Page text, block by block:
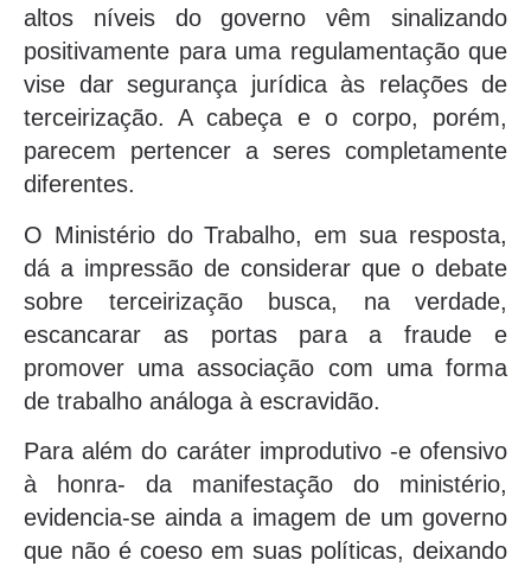
altos níveis do governo vêm sinalizando
positivamente para uma regulamentação que
vise dar segurança jurídica às relações de
terceirização. A cabeça e o corpo, porém,
parecem pertencer a seres completamente
diferentes.
O Ministério do Trabalho, em sua resposta,
dá a impressão de considerar que o debate
sobre terceirização busca, na verdade,
escancarar as portas para a fraude e
promover uma associação com uma forma
de trabalho análoga à escravidão.
Para além do caráter improdutivo -e ofensivo
à honra- da manifestação do ministério,
evidencia-se ainda a imagem de um governo
que não é coeso em suas políticas, deixando